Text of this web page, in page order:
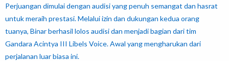
Perjuangan dimulai dengan audisi yang penuh semangat dan hasrat
untuk meraih prestasi. Melalui izin dan dukungan kedua orang
tuanya, Binar berhasil lolos audisi dan menjadi bagian dari tim
Gandara Acintya III Libels Voice. Awal yang mengharukan dari
perjalanan luar biasa ini.